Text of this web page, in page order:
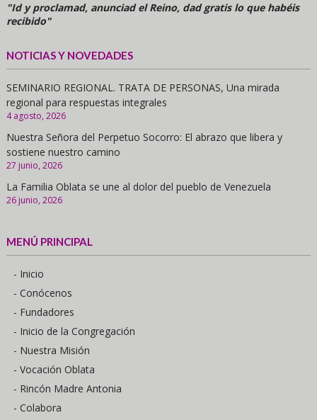
"Id y proclamad, anunciad el Reino, dad gratis lo que habéis
recibido"
NOTICIAS Y NOVEDADES
SEMINARIO REGIONAL. TRATA DE PERSONAS, Una mirada
regional para respuestas integrales
4 agosto, 2026
Nuestra Señora del Perpetuo Socorro: El abrazo que libera y
sostiene nuestro camino
27 junio, 2026
La Familia Oblata se une al dolor del pueblo de Venezuela
26 junio, 2026
MENÚ PRINCIPAL
- Inicio
- Conócenos
- Fundadores
- Inicio de la Congregación
- Nuestra Misión
- Vocación Oblata
- Rincón Madre Antonia
- Colabora